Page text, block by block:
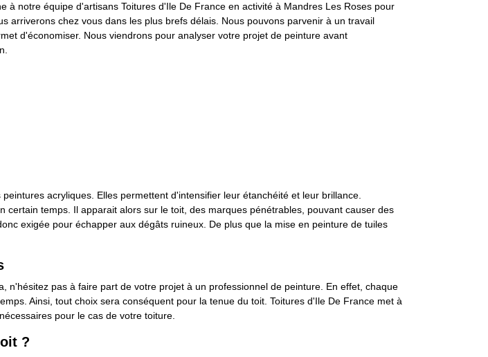
à notre équipe d'artisans Toitures d'Ile De France en activité à Mandres Les Roses pour
arriverons chez vous dans les plus brefs délais. Nous pouvons parvenir à un travail
d'économiser. Nous viendrons pour analyser votre projet de peinture avant
acryliques. Elles permettent d'intensifier leur étanchéité et leur brillance.
temps. Il apparait alors sur le toit, des marques pénétrables, pouvant causer des
exigée pour échapper aux dégâts ruineux. De plus que la mise en peinture de tuiles
pas à faire part de votre projet à un professionnel de peinture. En effet, chaque
Ainsi, tout choix sera conséquent pour la tenue du toit. Toitures d'Ile De France met à
pour le cas de votre toiture.
?